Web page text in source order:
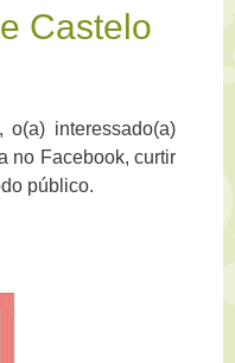
Castelo
o(a) interessado(a)
no Facebook, curtir
público.